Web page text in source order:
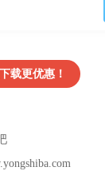
载更优惠！